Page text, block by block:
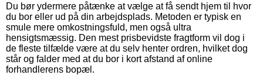
Du bør ydermere påtænke at vælge at få sendt hjem til hvor
du bor eller ud på din arbejdsplads. Metoden er typisk en
smule mere omkostningsfuld, men også ultra
hensigtsmæssig. Den mest prisbevidste fragtform vil dog i
de fleste tilfælde være at du selv henter ordren, hvilket dog
står og falder med at du bor i kort afstand af online
forhandlerens bopæl.